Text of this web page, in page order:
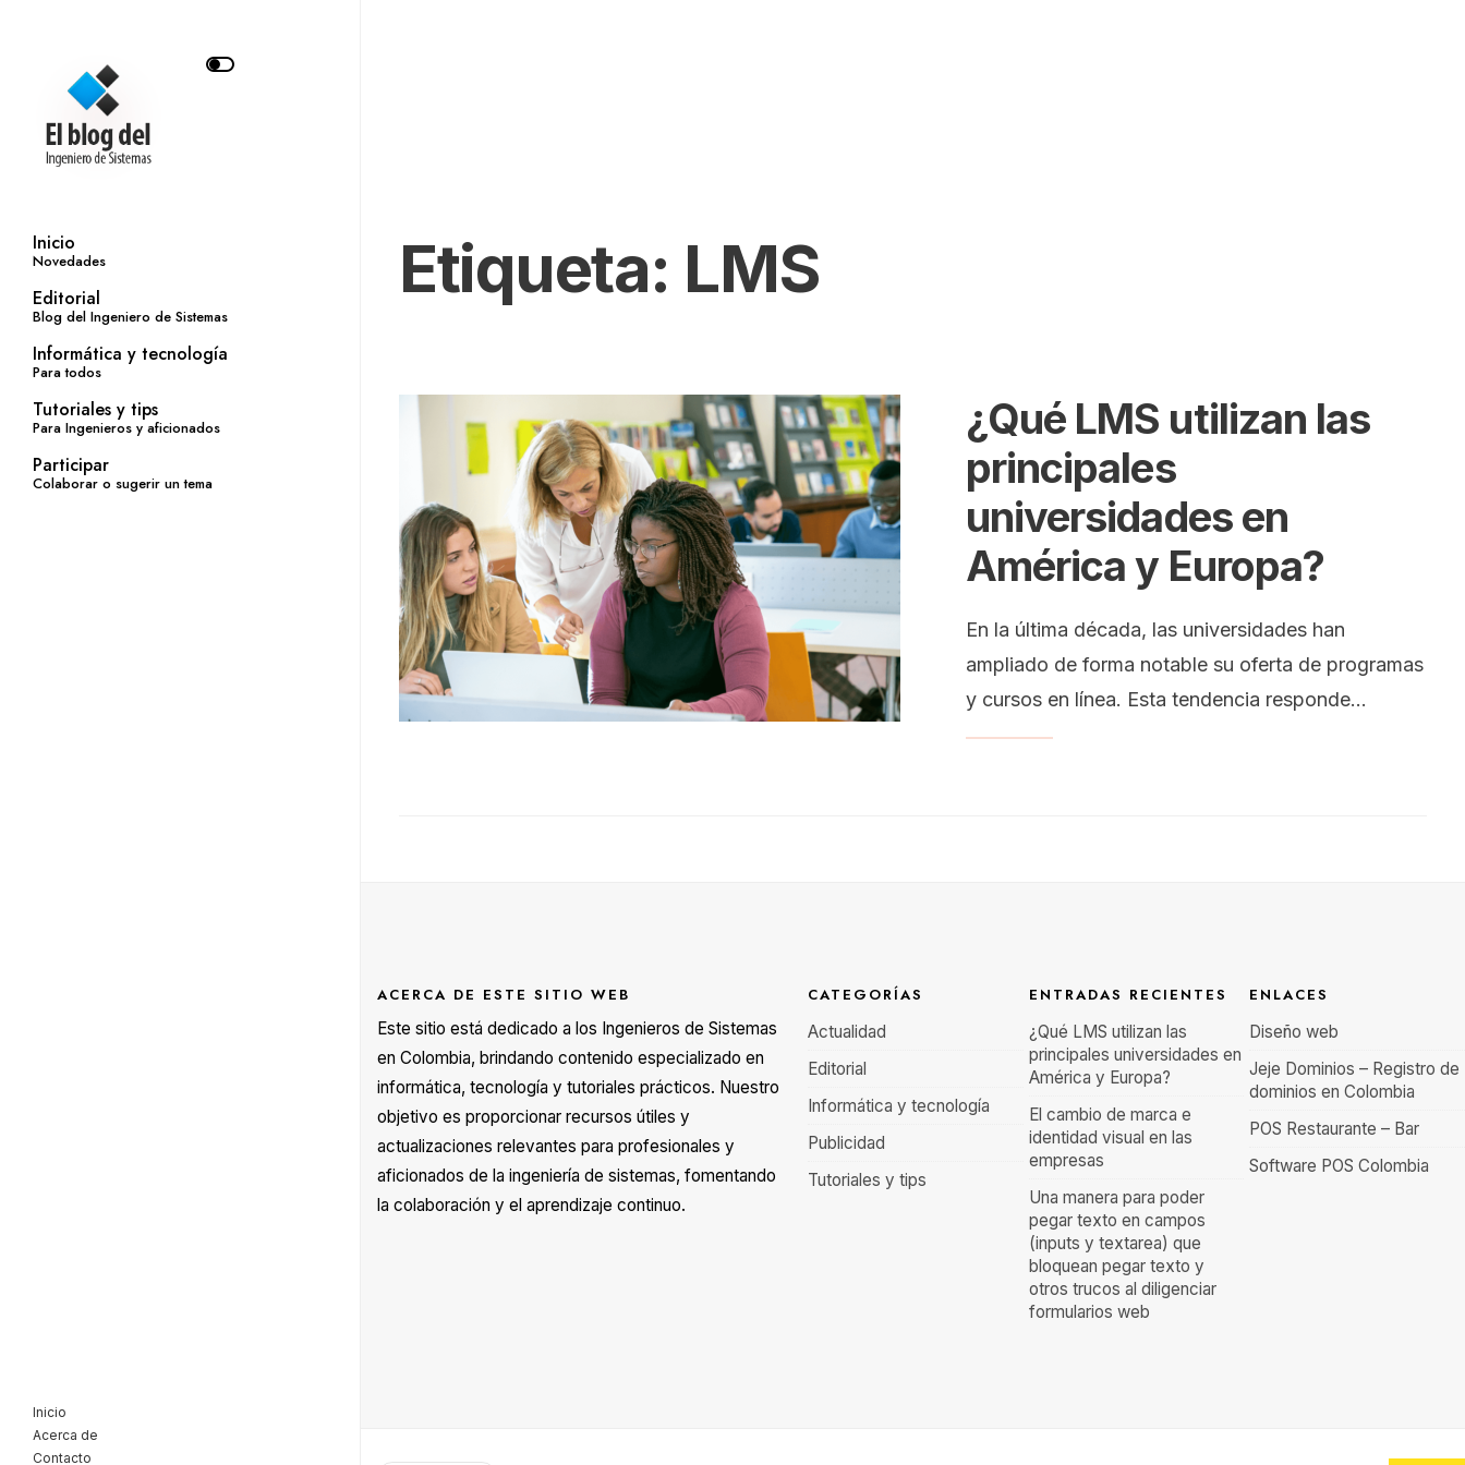
Inicio
Novedades
Editorial
Blog del Ingeniero de Sistemas
Informática y tecnología
Para todos
Tutoriales y tips
Para Ingenieros y aficionados
Participar
Colaborar o sugerir un tema
Inicio
Acerca de
Contacto
Etiqueta: LMS
¿Qué LMS utilizan las
principales
universidades en
América y Europa?
En la última década, las universidades han
ampliado de forma notable su oferta de programas
y cursos en línea. Esta tendencia responde...
ACERCA DE ESTE SITIO WEB
Este sitio está dedicado a los Ingenieros de Sistemas
en Colombia, brindando contenido especializado en
informática, tecnología y tutoriales prácticos. Nuestro
objetivo es proporcionar recursos útiles y
actualizaciones relevantes para profesionales y
aficionados de la ingeniería de sistemas, fomentando
la colaboración y el aprendizaje continuo.
CATEGORÍAS
Actualidad
Editorial
Informática y tecnología
Publicidad
Tutoriales y tips
ENTRADAS RECIENTES
¿Qué LMS utilizan las
principales universidades en
América y Europa?
El cambio de marca e
identidad visual en las
empresas
Una manera para poder
pegar texto en campos
(inputs y textarea) que
bloquean pegar texto y
otros trucos al diligenciar
formularios web
ENLACES
Diseño web
Jeje Dominios – Registro de
dominios en Colombia
POS Restaurante – Bar
Software POS Colombia